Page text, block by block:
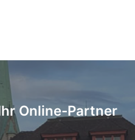
Online-Partner